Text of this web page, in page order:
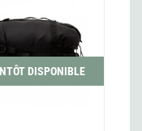
DISPONIBLE